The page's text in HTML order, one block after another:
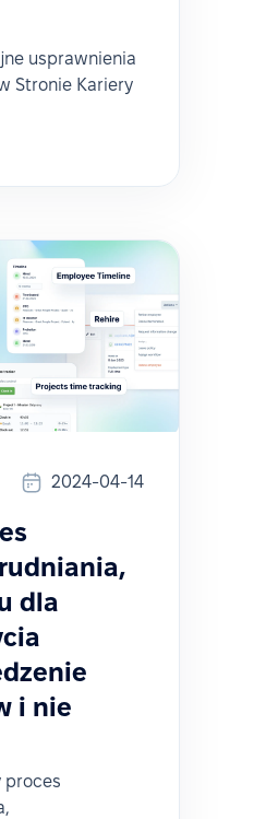
usprawnienia
Stronie Kariery
2024-04-14
dla
i nie
proces